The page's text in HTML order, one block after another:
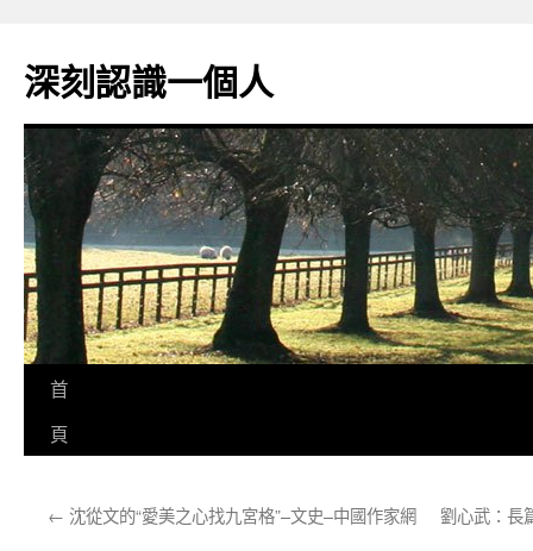
主
要
深刻認識一個人
首
頁
← 沈從文的“愛美之心找九宮格”–文史–中國作家網 劉心武：長